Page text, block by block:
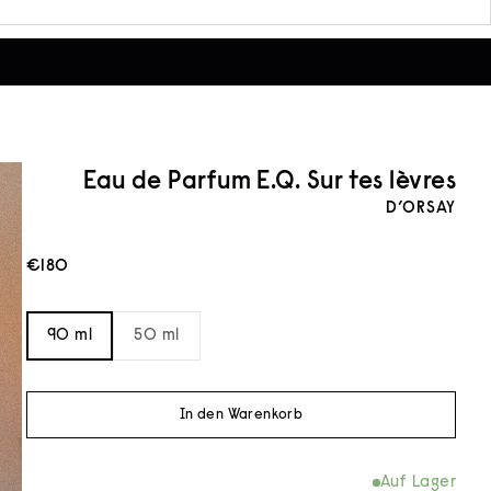
Eau de Parfum E.Q. Sur tes lèvres
D’ORSAY
Angebot
€180
90 ml 50 ml
In den Warenkorb
Auf Lager